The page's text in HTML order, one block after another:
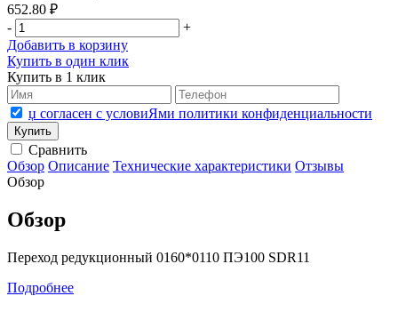
652.80 ₽
-
+
Добавить в корзину
Купить в один клик
Купить в 1 клик
џ согласен с условиЯми политики конфиденциальности
Сравнить
Обзор Описание Технические характеристики Отзывы
Обзор
Обзор
Переход редукционный 0160*0110 ПЭ100 SDR11
Подробнее